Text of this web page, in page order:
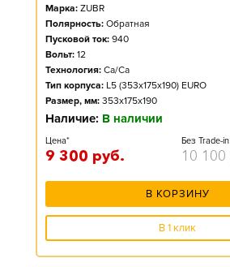
Марка: ZUBR
Полярность: Обратная
Пусковой ток: 940
Вольт: 12
Технология: Ca/Ca
Тип корпуса: L5 (353x175x190) EURO
Размер, мм: 353x175x190
Наличие: В наличии
Цена*
9 300 руб.
Без Trade-in
10 100
В КОРЗИНУ
В 1 клик